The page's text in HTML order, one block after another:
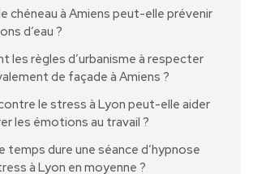
chéneau à Amiens peut-elle prévenir
d’eau ?
les règles d’urbanisme à respecter
de façade à Amiens ?
le stress à Lyon peut-elle aider
les émotions au travail ?
temps dure une séance d’hypnose
à Lyon en moyenne ?